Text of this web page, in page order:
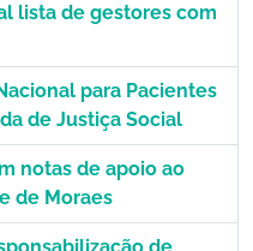
lista de gestores com
para Pacientes
de Justiça Social
notas de apoio ao
de Moraes